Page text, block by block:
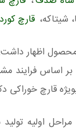
شیتاکه، قارچ
اظهار
بر اساس
قارچ
مراحل اولیه